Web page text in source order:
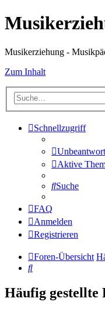
Musikerziehung -
Zum Inhalt
Schnellzugriff
Aktive
Suche
FAQ
Anmelden
Registrieren
Foren-Übersicht
Suche
Häufig gestellte